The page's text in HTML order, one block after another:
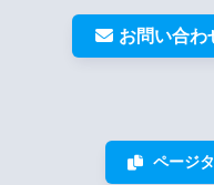
お問い合わ
ページ